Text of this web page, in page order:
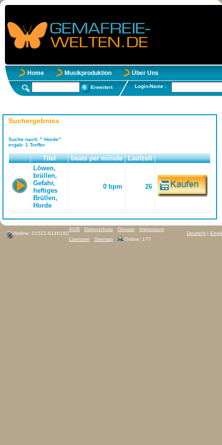
Home Musikproduktion Über Uns
Erweitert Login-Name :
Suchergebniss
Suche nach: " Horde"
ergab: 1 Treffer
Titel beats per minute
Laufzeit
Löwen,
brüllen,
Gefahr,
heftiges
Brüllen,
Horde
0 bpm 26
Hotline: 01522-6146182 Deutsch |
AGB Datenschutz Glossar
Impressum
Lizenzen
Sitemap Online: 177